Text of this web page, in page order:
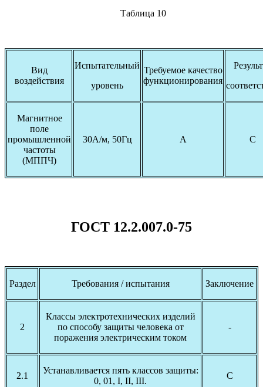
Таблица 10
Вид
воздействия
Испытательный
уровень
Требуемое качество
функционирования
Магнитное
поле
промышленной
частоты
(МППЧ)
30А/м, 50Гц А С
ГОСТ 12.2.007.0-75
Раздел Требования / испытания Заключение
2
Классы электротехнических изделий
по способу защиты человека от
поражения электрическим током
-
2.1
Устанавливается пять классов защиты:
0, 01, I, II, III.
С